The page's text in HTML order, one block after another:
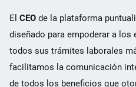
El CEO de la plataforma
diseñado para empoderar a los
todos sus trámites laborales
facilitamos la comunicación
de todos los beneficios que